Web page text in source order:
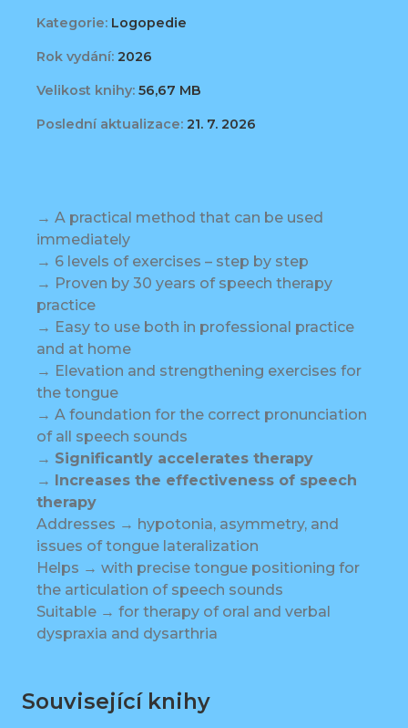
Kategorie: Logopedie
Rok vydání: 2026
Velikost knihy: 56,67 MB
Poslední aktualizace: 21. 7. 2026
→ A practical method that can be used
immediately
→ 6 levels of exercises – step by step
→ Proven by 30 years of speech therapy
practice
→ Easy to use both in professional practice
and at home
→ Elevation and strengthening exercises for
the tongue
→ A foundation for the correct pronunciation
of all speech sounds
→ Significantly accelerates therapy
→
Increases the effectiveness of speech
therapy
Addresses → hypotonia, asymmetry, and
issues of tongue lateralization
Helps → with precise tongue positioning for
the articulation of speech sounds
Suitable → for therapy of oral and verbal
dyspraxia and dysarthria
Související knihy